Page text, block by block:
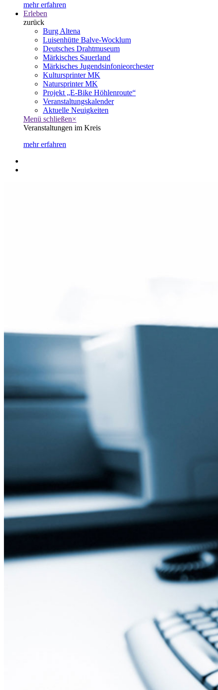
mehr erfahren
Erleben
zurück
Burg Altena
Luisenhütte Balve-Wocklum
Deutsches Drahtmuseum
Märkisches Sauerland
Märkisches Jugendsinfonieorchester
Kultursprinter MK
Natursprinter MK
Projekt „E-Bike Höhlenroute“
Veranstaltungskalender
Aktuelle Neuigkeiten
Menü schließen×
Veranstaltungen im Kreis
mehr erfahren